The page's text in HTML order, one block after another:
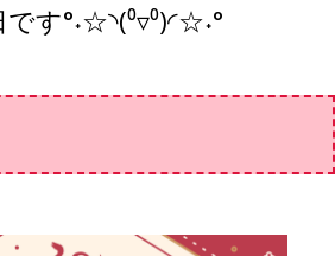
す°˖☆◝(⁰▿⁰)◜☆˖°